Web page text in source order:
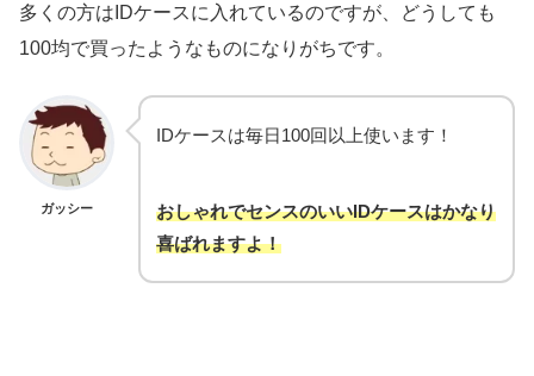
多くの方はIDケースに入れているのですが、どうしても
100均で買ったようなものになりがちです。
ガッシー
IDケースは毎日100回以上使います！
おしゃれでセンスのいいIDケースはかなり
喜ばれますよ！